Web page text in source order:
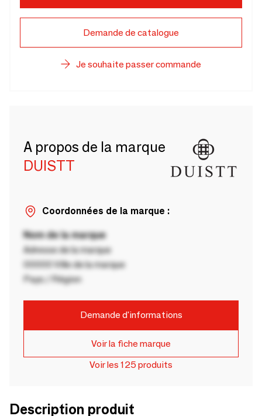
Demande de catalogue
Je souhaite passer commande
A propos de la marque
DUISTT
Coordonnées de la marque :
Nom de la marque
Adresse de la marque
00000 Ville de la marque
Pays / Région
Demande d'informations
Voir la fiche marque
Voir les 125 produits
Description produit